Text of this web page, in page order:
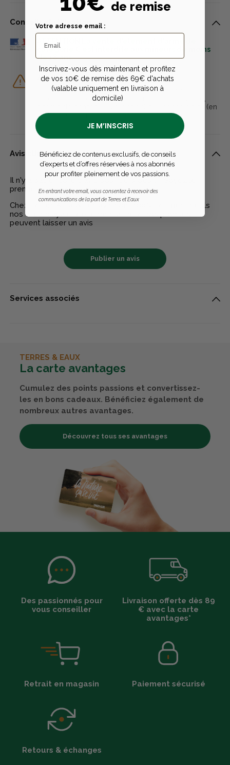
Conseils d’utilisation
ATTENTION La vente d'élément d'arme de
catégorie C est interdite aux mineurs de moins
de 18 ans.
Article réglementé
Pour l’achat de cet article, des documents vous
seront demandés : pièce d'identité recto/verso,
permis de chasser (+ validation) ou licence de tir (en
cours de validité) et justificatif de domicile
Avis clients
Il n'y a pas encore d'avis pour ce produit - Soyez le
premier à rédiger un avis
Chez Terres & Eaux, les avis sont 100% certifiés : seuls
nos clients ayant réellement acheté nos produits
peuvent laisser un avis
Publier un avis
Services associés
TERRES & EAUX
La carte avantages
Cumulez des points passions et convertissez-
les en bons cadeaux. Bénéficiez également de
nombreux autres avantages.
Découvrez tous ses avantages
Des passionnés pour
vous conseiller
Livraison offerte dès 89
€ avec la carte
avantages*
Retrait en magasin Paiement sécurisé
Retours & échanges
de remise
Votre adresse email :
Inscrivez-vous dès maintenant et profitez
de vos 10€ de remise dès 69€ d'achats
(valable uniquement en livraison à
domicile)
JE M’INSCRIS
Bénéficiez de contenus exclusifs, de conseils
d’experts et d’offres réservées à nos abonnés
pour profiter pleinement de vos passions.
En entrant votre email, vous consentez à recevoir des
communications de la part de Terres et Eaux